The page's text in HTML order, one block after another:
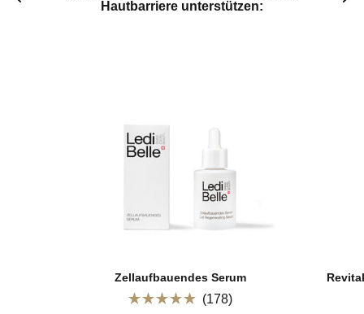
Hautbarriere unterstützen:
Zellaufbauendes Serum
178